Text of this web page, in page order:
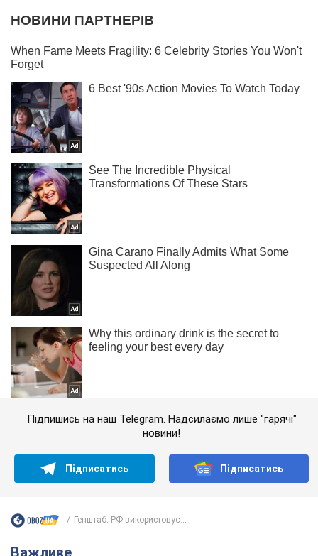
Підпишись на наш Telegram. Надсилаємо лише "гарячі"
новини!
Підписатись Підписатись
Генштаб: РФ використовує...
Важливе